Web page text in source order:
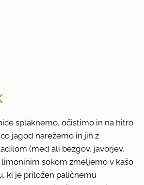
splaknemo, očistimo in na hitro
jagod narežemo in jih z
(med ali bezgov, javorjev,
limoninim sokom zmeljemo v kašo
ki je priložen paličnemu